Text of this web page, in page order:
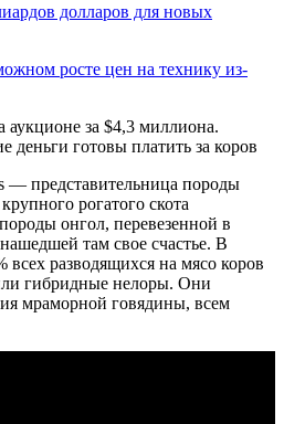
долларов для новых
росте цен на технику из-
— представительница породы
рогатого скота
онгол, перевезенной в
там свое счастье. В
всех разводящихся на мясо коров
гибридные нелоры. Они
мраморной говядины, всем